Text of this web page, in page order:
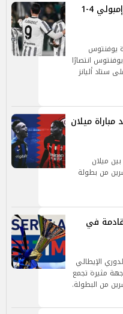
يوفنتوس يحقق انتصارًا كبيرًا على إمبولي 4-1
يوفنتوس
انتصارًا
على ستاد أليانز
ميلان
ميلان
من بطولة
في
الإيطالي
مواجهة مثيرة تجمع
من البطولة.